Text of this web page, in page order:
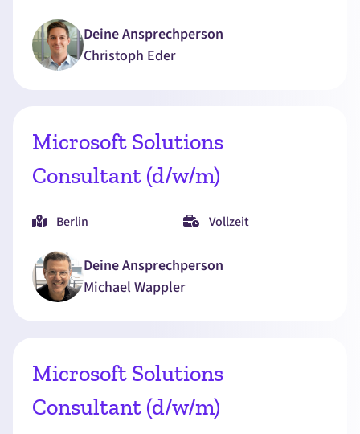
Deine Ansprechperson
Christoph Eder
Microsoft Solutions
Consultant (d/w/m)
Berlin Vollzeit
Deine Ansprechperson
Michael Wappler
Microsoft Solutions
Consultant (d/w/m)